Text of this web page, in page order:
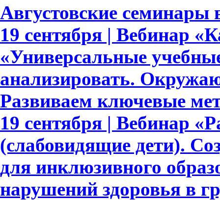
Августовские
19 сентября | Вебинар
«Универсальные
анализировать.
Развиваем ключевые
19 сентября | Вебинар
(слабовидящие дети).
для инклюзивного
нарушений здоровья в